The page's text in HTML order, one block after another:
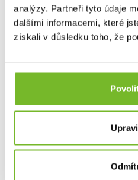
analýzy. Partneři tyto údaje
dalšími informacemi, které
získali v důsledku toho, že
Leatherman nylonové
XL
Nylonové pouzdro molle
Skladem:
Kód: